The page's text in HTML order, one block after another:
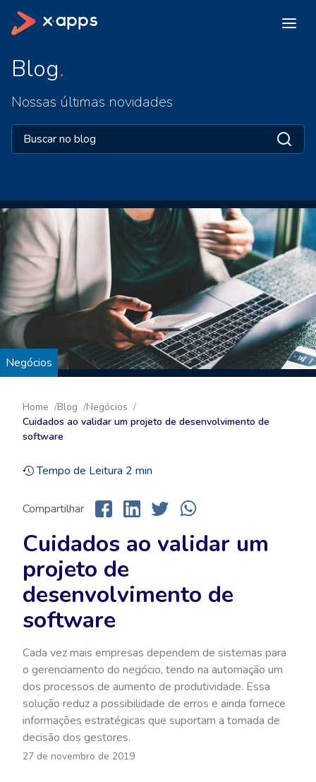
Blog
Nossas últimas novidades
Negócios
Home Blog
Negócios
Cuidados ao validar um projeto de desenvolvimento de
software
Tempo de Leitura 2 min
Compartilhar
Cuidados ao validar um
projeto de
desenvolvimento de
software
Cada vez mais empresas dependem de sistemas para
o gerenciamento do negócio, tendo na automação um
dos processos de aumento de produtividade. Essa
solução reduz a possibilidade de erros e ainda fornece
informações estratégicas que suportam a tomada de
decisão dos gestores.
27 de novembro de 2019